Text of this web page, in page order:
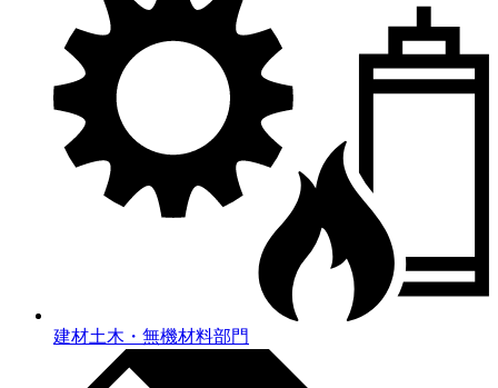
建材土木・無機材料部門